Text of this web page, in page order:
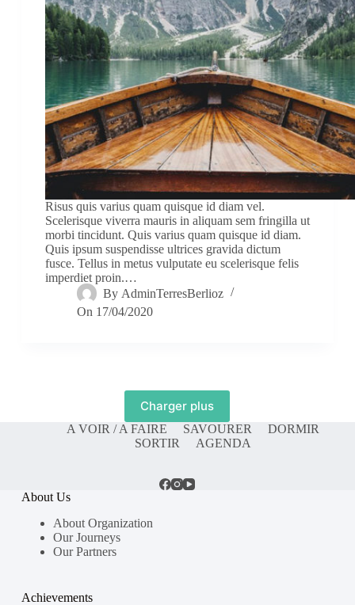
Risus quis varius quam quisque id diam vel.
Scelerisque viverra mauris in aliquam sem fringilla ut
morbi tincidunt. Quis varius quam quisque id diam.
Quis ipsum suspendisse ultrices gravida dictum
fusce. Tellus in metus vulputate eu scelerisque felis
imperdiet proin.…
By AdminTerresBerlioz
On 17/04/2020
Charger plus
A VOIR / A FAIRE SAVOURER
DORMIR
SORTIR
AGENDA
About Us
About Organization
Our Journeys
Our Partners
Achievements